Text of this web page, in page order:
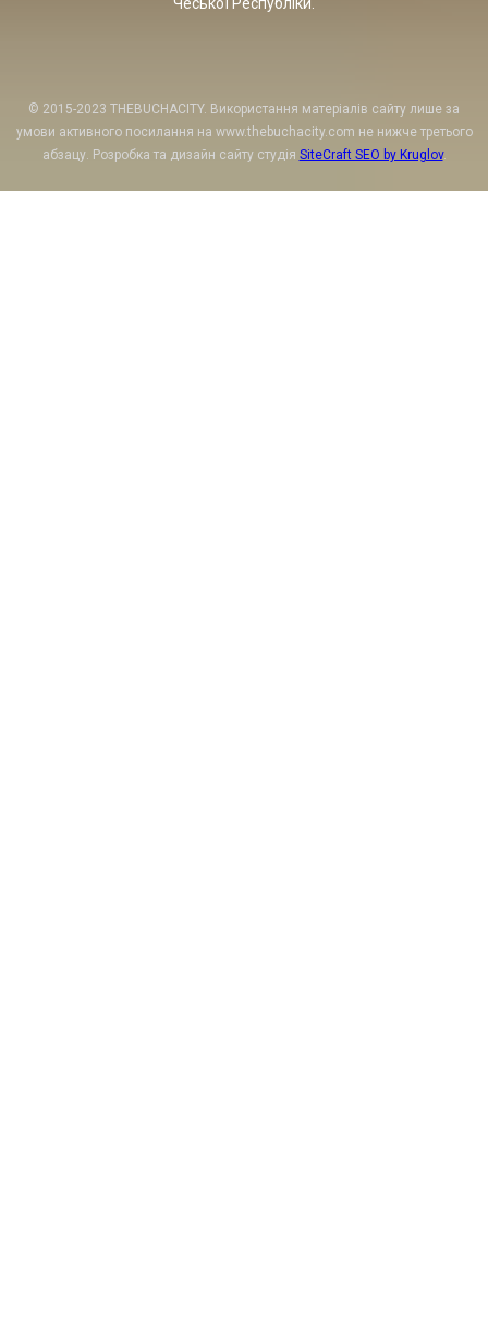
© 2015-2023 THEBUCHACITY. Використання матеріалів сайту лише за
умови активного посилання на www.thebuchacity.com не нижче третього
абзацу. Розробка та дизайн сайту студія SiteCraft SEO by Kruglov.